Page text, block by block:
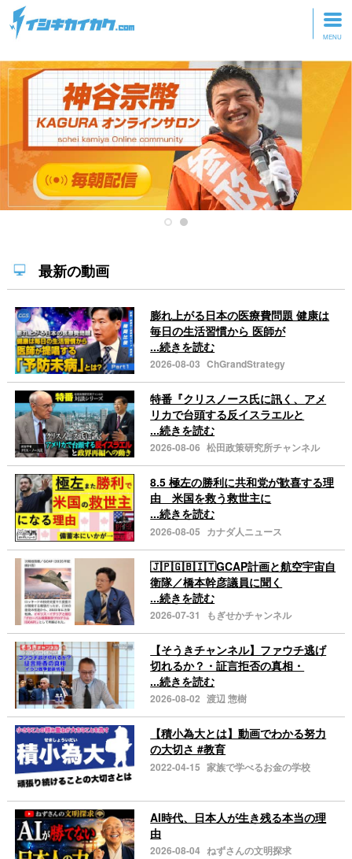
トップページ
動画を見る
記事を読む
セミナーに参加
研修・ツアーに参加
最新の動画
膨れ上がる日本の医療費問題 健康は
毎日の生活習慣から 医師が
...続きを読む
2026-08-03 ChGrandStrategy
特番『クリスノース氏に訊く、アメ
リカで台頭する反イスラエルと
...続きを読む
2026-08-06 松田政策研究所チャンネル
8.5 極左の勝利に共和党が歓喜する理
由 米国を救う救世主に
...続きを読む
2026-08-05 カナダ人ニュース
🇯🇵🇬🇧🇮🇹GCAP計画と航空宇宙自
衛隊／橋本幹彦議員に聞く
...続きを読む
2026-07-31 もぎせかチャンネル
【そうきチャンネル】ファウチ逃げ
切れるか？・証言拒否の真相・
...続きを読む
2026-08-02 渡辺 惣樹
【積小為大とは】動画でわかる努力
の大切さ #教育
2022-04-15 家族で学べるお金の学校
AI時代、日本人が生き残る本当の理
由
2026-08-04 ねずさんの文明探求